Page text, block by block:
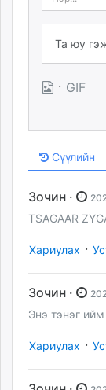
· GIF
Сүүлийн
Зочин ·
TSAGAAR
Хариулах ·
Зочин ·
Энэ тэнэг
Хариулах ·